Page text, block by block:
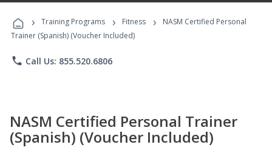
Programs
› Training Programs › Fitness ›
NASM Certified Personal
Trainer (Spanish) (Voucher Included)
phone Call Us: 855.520.6806
NASM Certified Personal Trainer
(Spanish) (Voucher Included)